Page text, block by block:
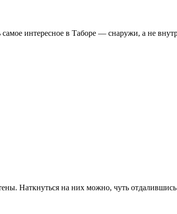
интересное в Таборе — снаружи, а не
Наткнуться на них можно, чуть отдалившись